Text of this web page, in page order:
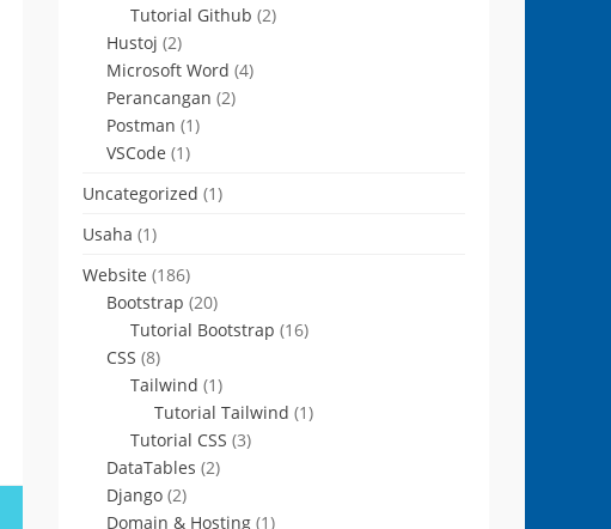
Tutorial Github (2)
Hustoj (2)
Microsoft Word (4)
Perancangan (2)
Postman (1)
VSCode (1)
Uncategorized (1)
Usaha (1)
Website (186)
Bootstrap (20)
Tutorial Bootstrap (16)
CSS (8)
Tailwind (1)
Tutorial Tailwind (1)
Tutorial CSS (3)
DataTables (2)
Django (2)
Domain & Hosting (1)